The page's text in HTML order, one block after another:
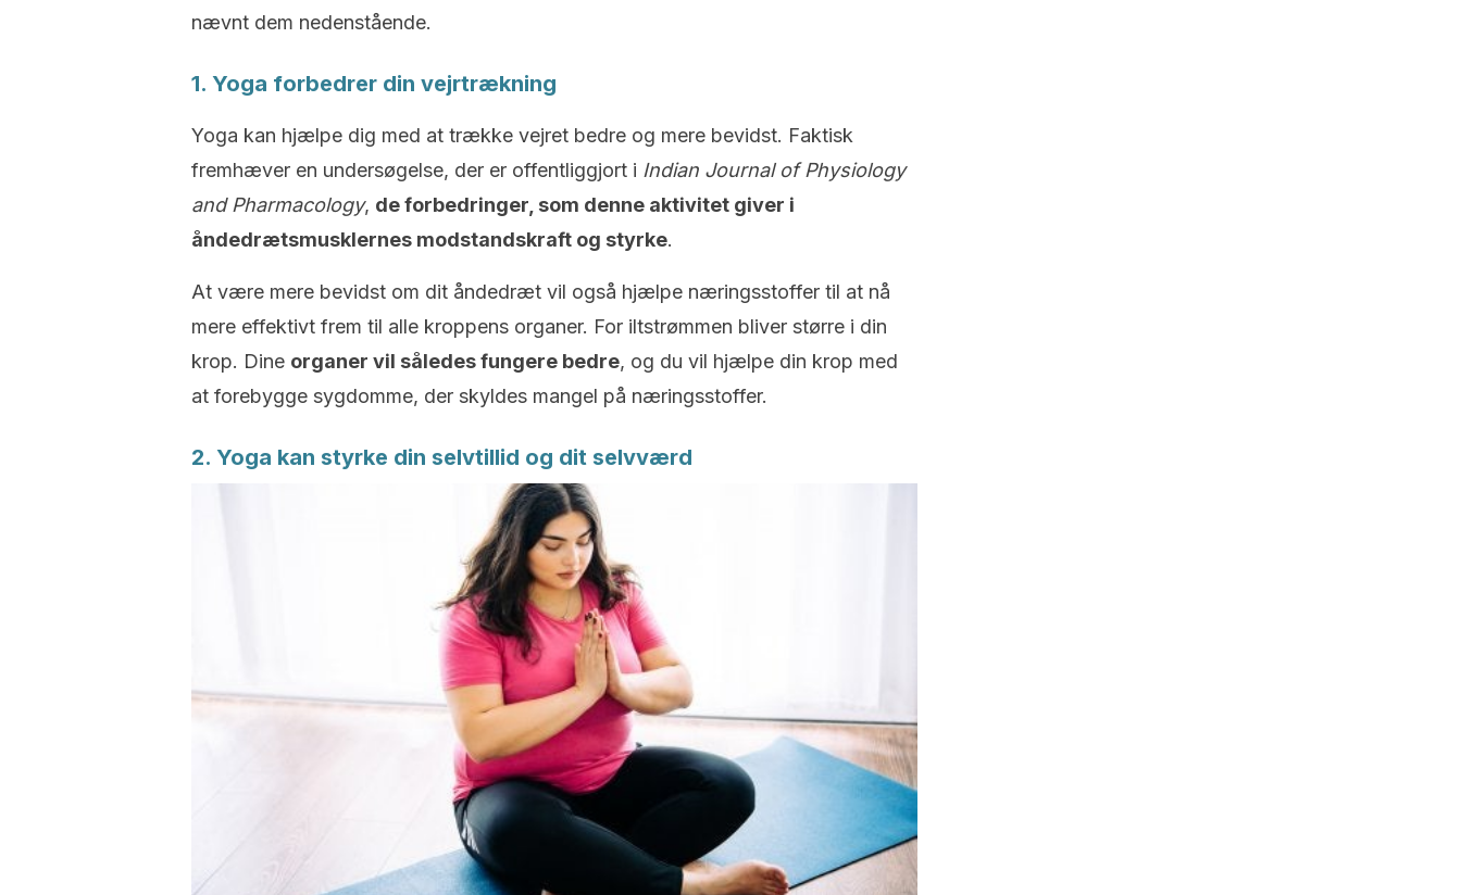
nævnt dem nedenstående.
1. Yoga forbedrer din vejrtrækning
Yoga kan hjælpe dig med at trække vejret bedre og mere bevidst. Faktisk
fremhæver en undersøgelse, der er offentliggjort i Indian Journal of Physiology
and Pharmacology, de forbedringer, som denne aktivitet giver i
åndedrætsmusklernes modstandskraft og styrke.
At være mere bevidst om dit åndedræt vil også hjælpe næringsstoffer til at nå
mere effektivt frem til alle kroppens organer. For iltstrømmen bliver større i din
krop. Dine organer vil således fungere bedre, og du vil hjælpe din krop med
at forebygge sygdomme, der skyldes mangel på næringsstoffer.
2. Yoga kan styrke din selvtillid og dit selvværd